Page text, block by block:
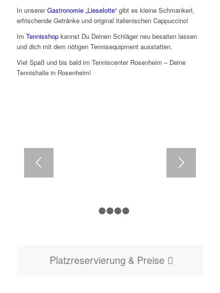
In unsererGastronomie „Lieselotte“gibt es kleine Schmankerl,
erfrischende Getränke und original italienischen Cappuccino!
Im Tennisshopkannst Du Deinen Schläger neu besaiten lassen
und dich mit dem nötigen Tennisequipment ausstatten.
Viel Spaß und bis bald im Tenniscenter Rosenheim – Deine
Tennishalle in Rosenheim!
Platzreservierung & Preise